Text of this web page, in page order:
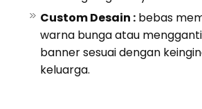
Custom Desain : bebas
warna bunga atau
banner sesuai dengan
keluarga.